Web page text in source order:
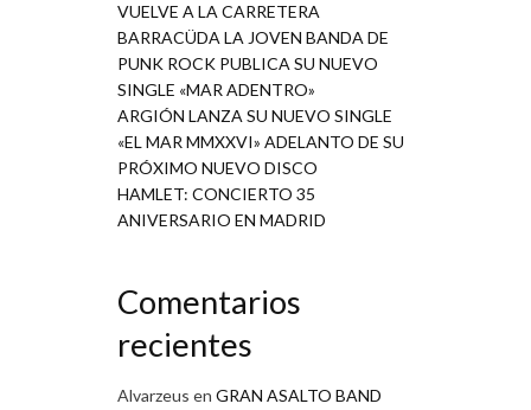
VUELVE A LA CARRETERA
BARRACÜDA LA JOVEN BANDA DE
PUNK ROCK PUBLICA SU NUEVO
SINGLE «MAR ADENTRO»
ARGIÓN LANZA SU NUEVO SINGLE
«EL MAR MMXXVI» ADELANTO DE SU
PRÓXIMO NUEVO DISCO
HAMLET: CONCIERTO 35
ANIVERSARIO EN MADRID
Comentarios
recientes
Alvarzeus en GRAN ASALTO BAND